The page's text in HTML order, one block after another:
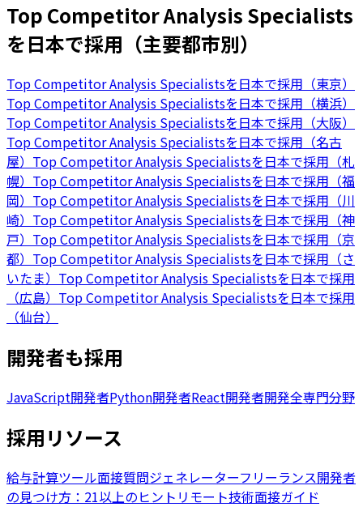
Top Competitor Analysis Specialists
を日本で採用（主要都市別）
Top Competitor Analysis Specialistsを日本で採用（東京）
Top Competitor Analysis Specialistsを日本で採用（横浜）
Top Competitor Analysis Specialistsを日本で採用（大阪）
Top Competitor Analysis Specialistsを日本で採用（名古
屋） Top Competitor Analysis Specialistsを日本で採用（札
幌） Top Competitor Analysis Specialistsを日本で採用（福
岡） Top Competitor Analysis Specialistsを日本で採用（川
崎） Top Competitor Analysis Specialistsを日本で採用（神
戸） Top Competitor Analysis Specialistsを日本で採用（京
都） Top Competitor Analysis Specialistsを日本で採用（さ
いたま） Top Competitor Analysis Specialistsを日本で採用
（広島） Top Competitor Analysis Specialistsを日本で採用
（仙台）
開発者も採用
JavaScript開発者Python開発者React開発者開発全専門分野
採用リソース
給与計算ツール面接質問ジェネレーターフリーランス開発者
の見つけ方：21以上のヒント リモート技術面接ガイド